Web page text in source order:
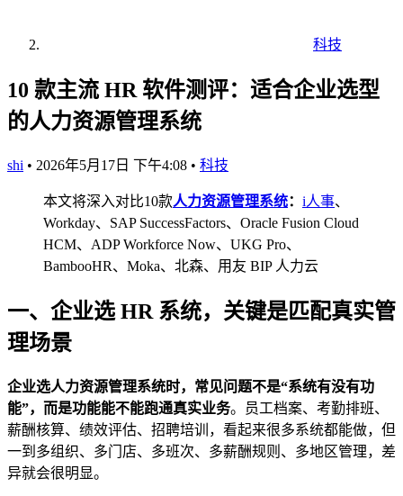
科技
10 款主流 HR 软件测评：适合企业选型
的人力资源管理系统
shi • 2026年5月17日 下午4:08 • 科技
本文将深入对比10款人力资源管理系统： i人事、
Workday、SAP SuccessFactors、Oracle Fusion Cloud
HCM、ADP Workforce Now、UKG Pro、
BambooHR、Moka、北森、用友 BIP 人力云
一、企业选 HR 系统，关键是匹配真实管
理场景
企业选人力资源管理系统时，常见问题不是“系统有没有功
能”，而是功能能不能跑通真实业务。员工档案、考勤排班、
薪酬核算、绩效评估、招聘培训，看起来很多系统都能做，但
一到多组织、多门店、多班次、多薪酬规则、多地区管理，差
异就会很明显。